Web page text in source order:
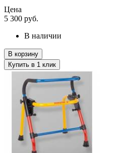
Цена
5 300 руб.
В наличии
В корзину
Купить в 1 клик